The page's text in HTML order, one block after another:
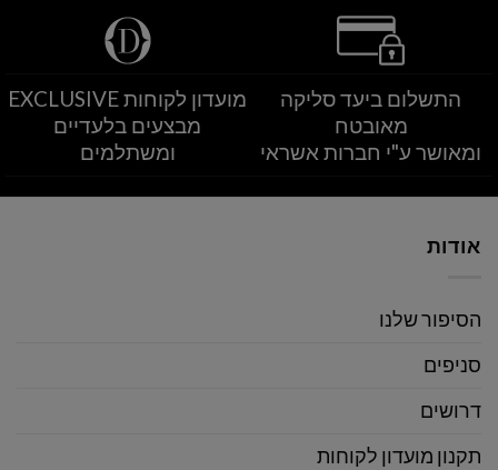
התשלום ביעד סליקה
מאובטח
ומאושר ע"י חברות אשראי
מועדון לקוחות EXCLUSIVE
מבצעים בלעדיים
ומשתלמים
אודות
הסיפור שלנו
סניפים
דרושים
תקנון מועדון לקוחות